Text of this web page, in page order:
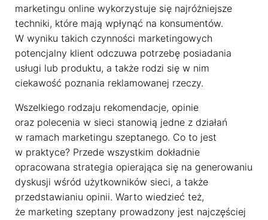
marketingu online wykorzystuje się najróżniejsze
techniki, które mają wpłynąć na konsumentów.
W wyniku takich czynności marketingowych
potencjalny klient odczuwa potrzebę posiadania
usługi lub produktu, a także rodzi się w nim
ciekawość poznania reklamowanej rzeczy.
Wszelkiego rodzaju rekomendacje, opinie
oraz polecenia w sieci stanowią jedne z działań
w ramach marketingu szeptanego. Co to jest
w praktyce? Przede wszystkim dokładnie
opracowana strategia opierająca się na generowaniu
dyskusji wśród użytkowników sieci, a także
przedstawianiu opinii. Warto wiedzieć też,
że marketing szeptany prowadzony jest najczęściej